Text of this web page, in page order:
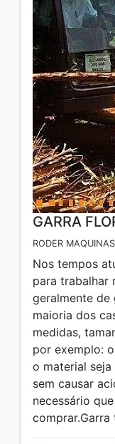
GARRA
RODER
Nos tempos
para trabalhar
geralmente de
maioria dos
medidas,
por exemplo:
o material
sem causar
necessário
comprar.Garra